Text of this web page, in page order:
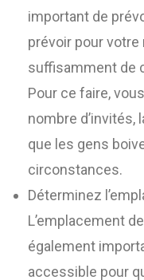
important de
prévoir pour votre
suffisamment de
Pour ce faire,
nombre d’invités,
que les gens
circonstances.
Déterminez
L’emplacement
également
accessible pour